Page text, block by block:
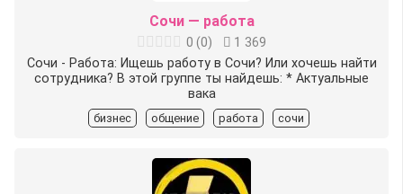
Сочи — работа
0 (0)
1 369
Сочи - Работа: Ищешь работу в Сочи? Или хочешь найти
сотрудника? В этой группе ты найдешь: * Актуальные
вака
бизнес общение работа сочи